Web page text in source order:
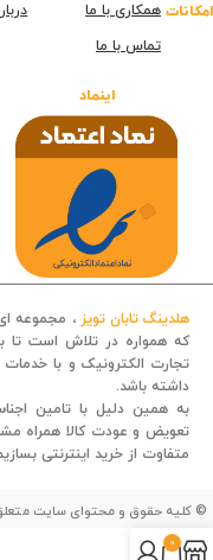
امکانات همکاری با ما
تماس با ما
اینماد
هلدینگ تابان تویز ، مجموعه
که همواره در تلاش است تا به
تجارت الکترونیک و با خدمات
داشته باشد.
به همین دلیل با تامین
تعویض و عودت کالا همراه
متفاوت از خرید اینترنتی
© کلیه حقوق و محتوای سایت متعلق به
0